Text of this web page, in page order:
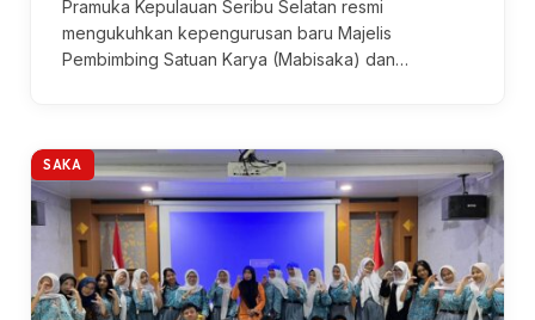
Pramuka Kepulauan Seribu Selatan resmi
mengukuhkan kepengurusan baru Majelis
Pembimbing Satuan Karya (Mabisaka) dan…
SAKA